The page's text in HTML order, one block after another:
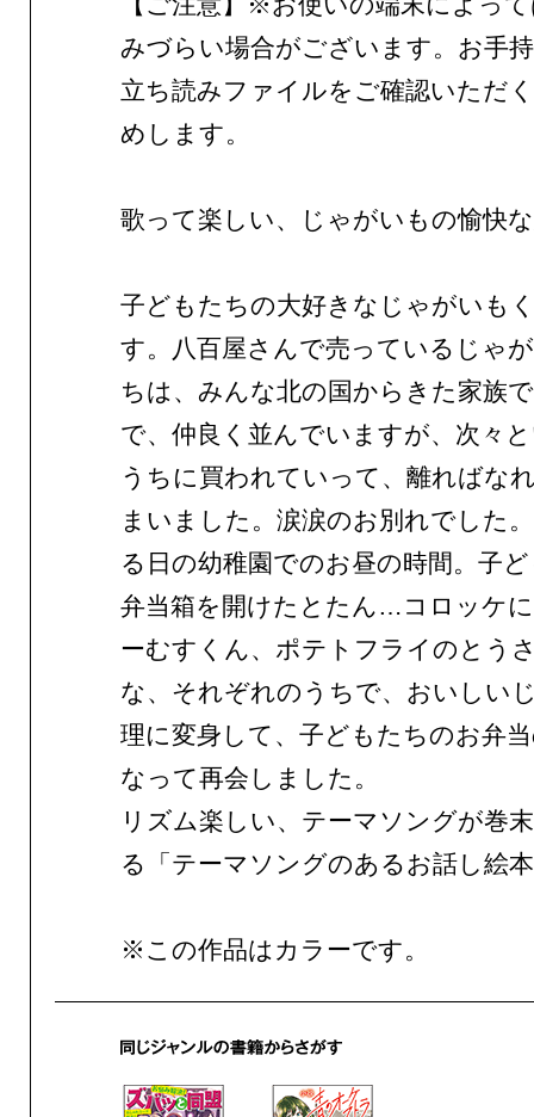
みづらい場合がございます。お手
立ち読みファイルをご確認いただ
めします。
歌って楽しい、じゃがいもの愉快
子どもたちの大好きなじゃがいも
す。八百屋さんで売っているじゃ
ちは、みんな北の国からきた家族
で、仲良く並んでいますが、次々
うちに買われていって、離ればな
まいました。涙涙のお別れでした
る日の幼稚園でのお昼の時間。子
弁当箱を開けたとたん…コロッケ
ーむすくん、ポテトフライのとう
な、それぞれのうちで、おいしい
理に変身して、子どもたちのお弁
なって再会しました。
リズム楽しい、テーマソングが巻
る「テーマソングのあるお話し絵
※この作品はカラーです。